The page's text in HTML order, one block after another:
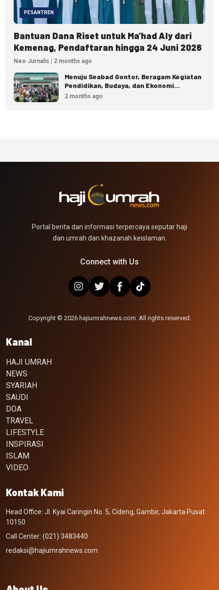
PESANTREN
Bantuan Dana Riset untuk Ma’had Aly dari
Kemenag, Pendaftaran hingga 24 Juni 2026
Neo Jurnalis | 2 months ago
Menuju Seabad Gontor, Beragam Kegiatan
Pendidikan, Budaya, dan Ekonomi
Disiapkan
2 months ago
Portal berita dan informasi terpercaya seputar haji
dan umrah dan khazanah keislaman.
Connect with Us
Copyright © 2026 hajiumrahnews.com. All rights reserved.
Kanal
HAJI UMRAH
NEWS
SYARIAH
SAUDI
DOA
TRAVEL
LIFESTYLE
INSPIRASI
ISLAM
VIDEO
Kontak Kami
Head Office: Jl. Kyai Caringin No. 5, Cideng, Gambir, Jakarta Pusat
10150
Call Center: (021) 3483440
redaksi@hajiumrahnews.com